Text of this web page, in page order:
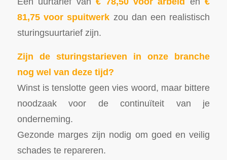
81,75 voor spuitwerk zou dan een realistisch
sturingsuurtarief zijn.
Zijn de sturingstarieven in onze branche
nog wel van deze tijd?
Winst is tenslotte geen vies woord, maar bittere
noodzaak voor de continuïteit van je
onderneming.
Gezonde marges zijn nodig om goed en veilig
schades te repareren.